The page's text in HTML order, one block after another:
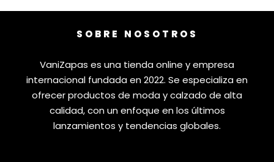
SOBRE NOSOTROS
VaniZapas es una tienda online y empresa
internacional fundada en 2022. Se especializa en
ofrecer productos de moda y calzado de alta
calidad, con un enfoque en los últimos
lanzamientos y tendencias globales.